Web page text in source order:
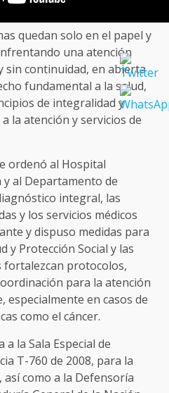
quedan solo en el papel y
una atención
sin continuidad, en abierta
fundamental a la salud,
de integralidad y
la atención y servicios de
ordenó al Hospital
al Departamento de
integral, las
y los servicios médicos
y dispuso medidas para
y Protección Social y las
protocolos,
para la atención
especialmente en casos de
como el cáncer.
la Sala Especial de
T-760 de 2008, para la
como a la Defensoría